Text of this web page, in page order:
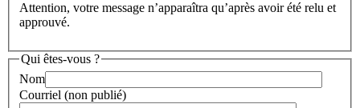
Attention, votre message n’apparaîtra qu’après avoir été relu et
approuvé.
Qui êtes-vous ?
Nom
Courriel (non publié)